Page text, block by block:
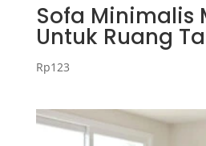
Sofa Minimalis
Untuk Ruang
Rp123